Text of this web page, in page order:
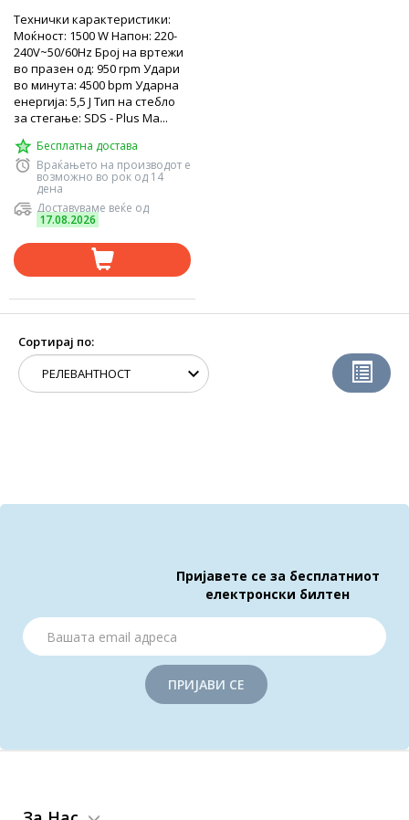
Технички карактеристики:
Моќност: 1500 W Напон: 220-
240V~50/60Hz Број на вртежи
во празен од: 950 rpm Удари
во минута: 4500 bpm Ударна
енергија: 5,5 J Тип на стебло
за стегање: SDS - Plus Ма...
Бесплатна достава
Враќањето на производот е
возможно во рок од 14
дена
Доставуваме веќе од
17.08.2026
Сортирај по:
Пријавете се за бесплатниот
електронски билтен
ПРИЈАВИ СЕ